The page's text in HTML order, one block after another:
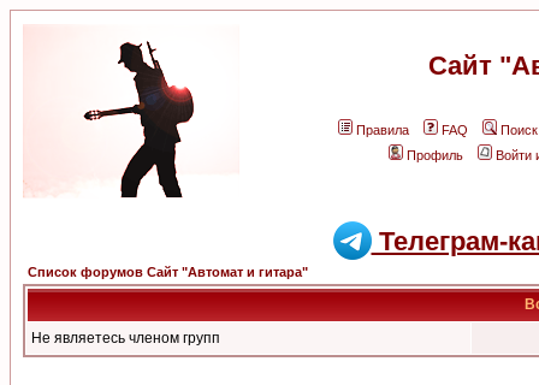
Сайт
Правила FAQ
Поиск
Профиль
Войти
Телеграм-
Список форумов Сайт "Автомат и гитара"
Не являетесь членом групп